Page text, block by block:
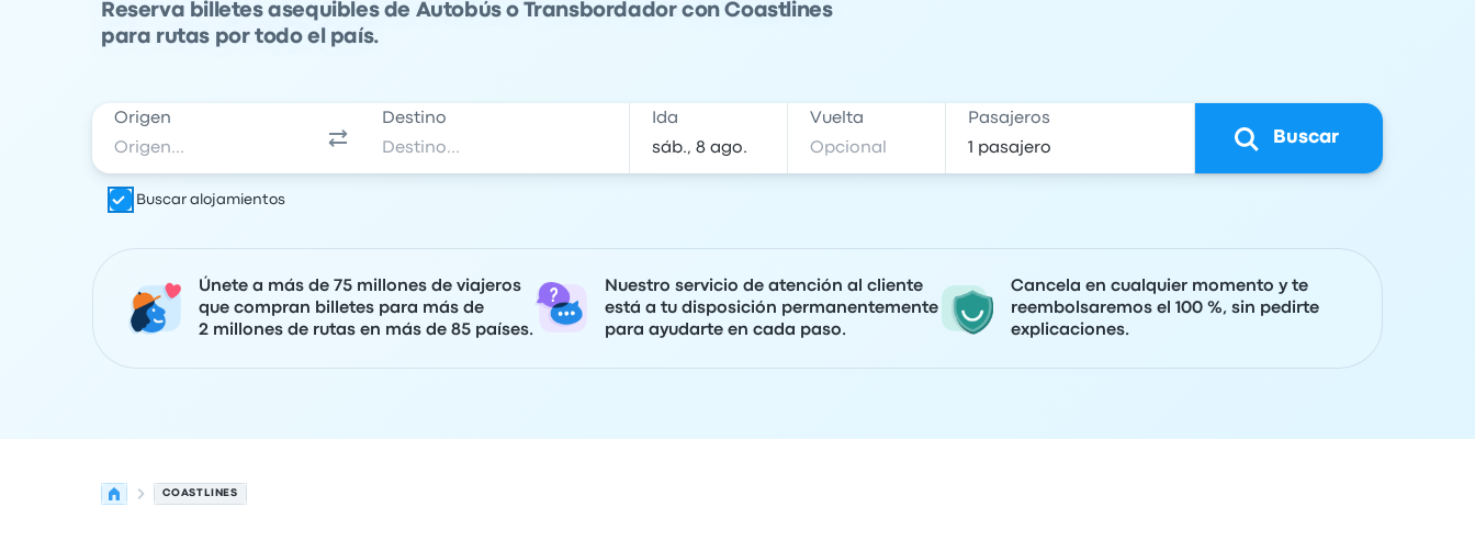
Reserva billetes asequibles de Autobús o Transbordador con Coastlines
para rutas por todo el país.
Origen Destino Ida Vuelta Pasajeros
Buscar
Buscar alojamientos
Únete a más de 75 millones de viajeros
que compran billetes para más de
2 millones de rutas en más de 85 países.
Nuestro servicio de atención al cliente
está a tu disposición permanentemente
para ayudarte en cada paso.
Cancela en cualquier momento y te
reembolsaremos el 100 %, sin pedirte
explicaciones.
COASTLINES